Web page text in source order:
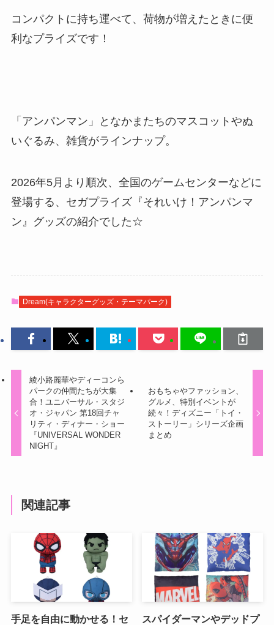
コンパクトに持ち運べて、荷物が増えたときに便
利なプライズです！
「アンパンマン」となかまたちのマスコットやぬ
いぐるみ、雑貨がラインナップ。
2026年5月より順次、全国のゲームセンターなどに
登場する、セガプライズ『それいけ！アンパンマ
ン』グッズの紹介でした☆
Dream(キャラクターグッズ・テーマパーク)
綾小路麗華やディーコンら
パークの仲間たちが大集
合！ユニバーサル・スタジ
オ・ジャパン 第18回チャ
リティ・ディナー・ショー
『UNIVERSAL WONDER
NIGHT』
おもちゃやファッション、
グルメ、特別イベントが
続々！ディズニー「トイ・
ストーリー」シリーズ企画
まとめ
関連記事
手足を自由に動かせる！セ
スパイダーマンやデッドプ